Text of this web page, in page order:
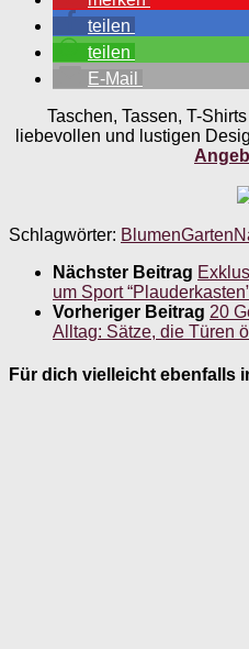
teilen
teilen
E-Mail
Taschen, Tassen, T-
liebevollen und lustigen
Schlagwörter: BlumenGarten
Nächster Beitrag
um Sport
Vorheriger Beitrag 20
Alltag: Sätze, die Türen
Für dich vielleicht ebenfalls